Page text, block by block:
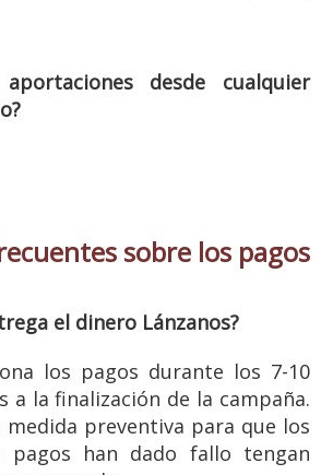
desde cualquier
sobre los pagos
el dinero Lánzanos?
los pagos durante los 7-10
a la finalización de la campaña.
medida preventiva para que los
pagos han dado fallo tengan